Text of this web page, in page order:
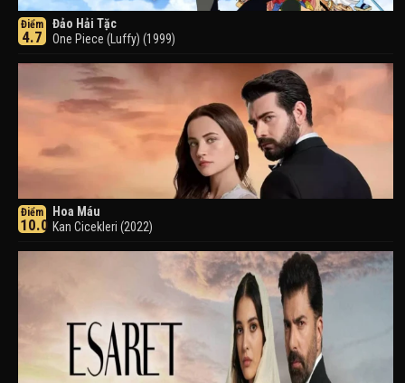
Điểm
4.7
Đảo Hải Tặc
One Piece (Luffy) (1999)
Điểm
10.0
Hoa Máu
Kan Cicekleri (2022)